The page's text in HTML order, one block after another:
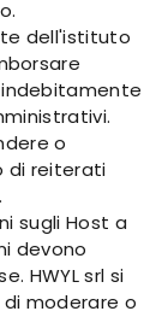
dell'istituto
indebitamente
o
di reiterati
sugli Host a
devono
HWYL srl si
moderare o